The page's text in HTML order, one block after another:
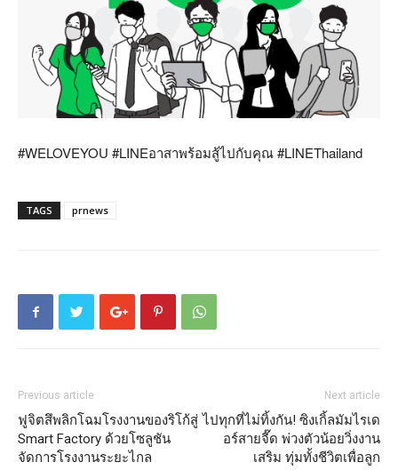
#WELOVEYOU #LINEอาสาพร้อมสู้ไปกับคุณ #LINEThailand
TAGS prnews
Previous article
ฟูจิตสึพลิกโฉมโรงงานของริโก้สู่
Smart Factory ด้วยโซลูชัน
จัดการโรงงานระยะไกล
Next article
ไปทุกที่ไม่ทิ้งกัน! ซิงเกิ้ลมัมไรเด
อร์สายจี๊ด พ่วงตัวน้อยวิ่งงาน
เสริม ทุ่มทั้งชีวิตเพื่อลูก